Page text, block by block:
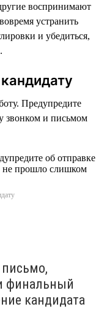
воспринимают
устранить
и убедиться,
Предупредите
звонком и письмом
письмо,
финальный
кандидата